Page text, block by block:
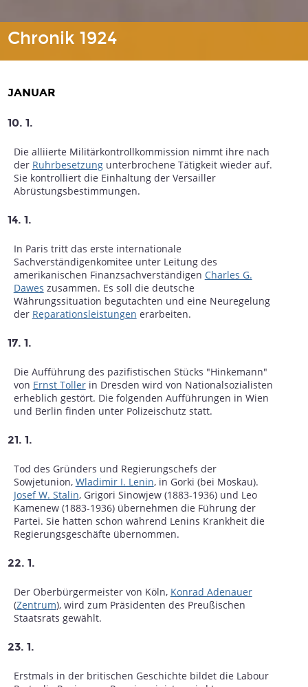
Chronik 1924
JANUAR
10. 1.
Die alliierte Militärkontrollkommission nimmt ihre nach
der Ruhrbesetzungunterbrochene Tätigkeit wieder auf.
Sie kontrolliert die Einhaltung der Versailler
Abrüstungsbestimmungen.
14. 1.
In Paris tritt das erste internationale
Sachverständigenkomitee unter Leitung des
amerikanischen Finanzsachverständigen Charles G.
Dawes zusammen. Es soll die deutsche
Währungssituation begutachten und eine Neuregelung
der Reparationsleistungen erarbeiten.
17. 1.
Die Aufführung des pazifistischen Stücks "Hinkemann"
von Ernst Tollerin Dresden wird von Nationalsozialisten
erheblich gestört. Die folgenden Aufführungen in Wien
und Berlin finden unter Polizeischutz statt.
21. 1.
Tod des Gründers und Regierungschefs der
Sowjetunion, Wladimir I. Lenin, in Gorki (bei Moskau).
Josef W. Stalin, Grigori Sinowjew (1883-1936) und Leo
Kamenew (1883-1936) übernehmen die Führung der
Partei. Sie hatten schon während Lenins Krankheit die
Regierungsgeschäfte übernommen.
22. 1.
Der Oberbürgermeister von Köln, Konrad Adenauer
(Zentrum), wird zum Präsidenten des Preußischen
Staatsrats gewählt.
23. 1.
Erstmals in der britischen Geschichte bildet die Labour